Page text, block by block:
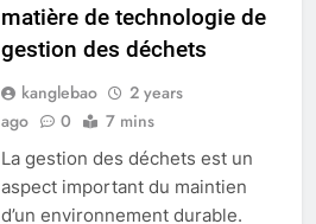
matière de technologie de
gestion des déchets
kanglebao
2 years
ago
0 7 mins
La gestion des déchets est un
aspect important du maintien
d’un environnement durable.